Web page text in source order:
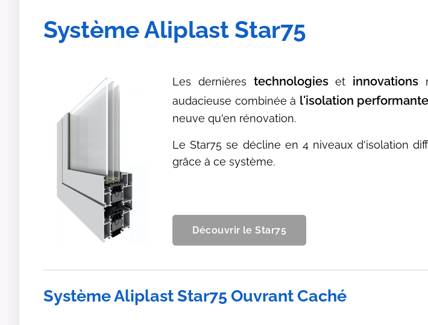
Système Aliplast Star75
Les dernières technologieset innovations
audacieuse combinée à l'isolation performante
neuve qu'en rénovation.
Le Star75 se décline en 4 niveaux d'isolation
grâce à ce système.
Découvrir le Star75
Système Aliplast Star75 Ouvrant Caché